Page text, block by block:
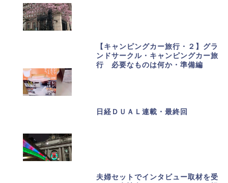
【キャンピングカー旅行・２】グラ
ンドサークル・キャンピングカー旅
行 必要なものは何か・準備編
日経ＤＵＡＬ連載・最終回
夫婦セットでインタビュー取材を受